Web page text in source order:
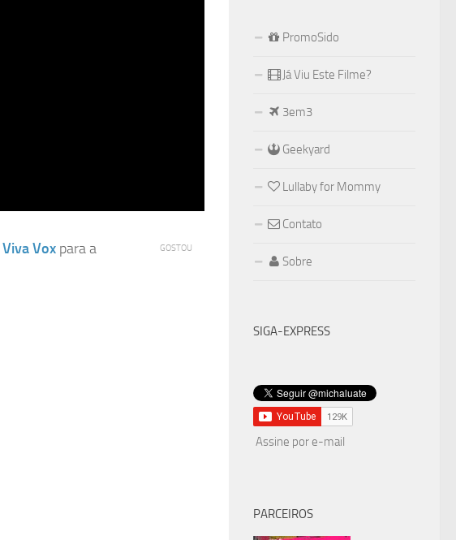
Viva Vox para a
GOSTOU
PromoSido
Já Viu Este Filme?
3em3
Geekyard
Lullaby for Mommy
Contato
Sobre
SIGA-EXPRESS
Assine por e-mail
PARCEIROS